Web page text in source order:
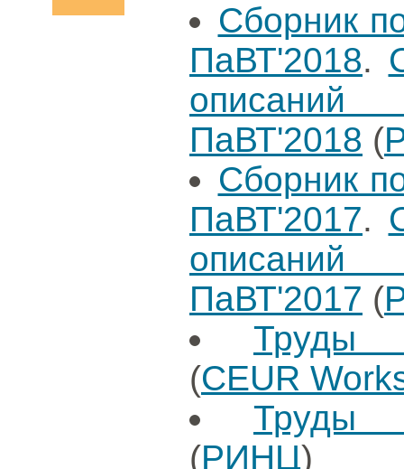
Сборник
ПаВТ'2018.
описаний
ПаВТ'2018 (
Сборник
ПаВТ'2017.
описаний
ПаВТ'2017 (
Труды
(CEUR
Труды
(РИНЦ)